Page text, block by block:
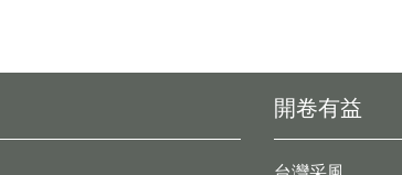
開卷有益